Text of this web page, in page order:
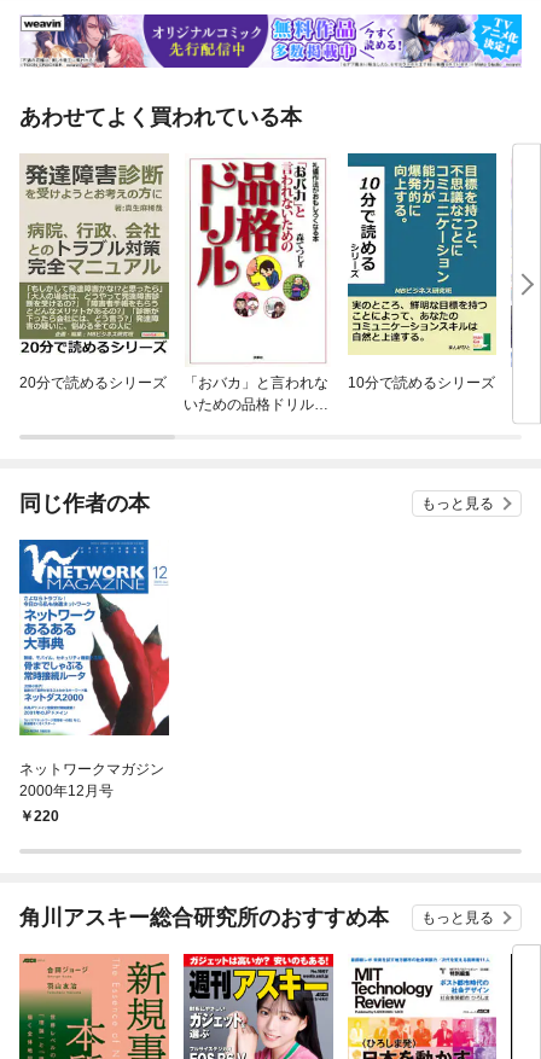
あわせてよく買われている本
20分で読めるシリーズ
「おバカ」と言われな
いための品格ドリル
10分で読めるシリーズ
ラ
同じ作者の本 もっと見る
ネットワークマガジン
2000年12月号
220
角川アスキー総合研究所のおすすめ本 もっと見る